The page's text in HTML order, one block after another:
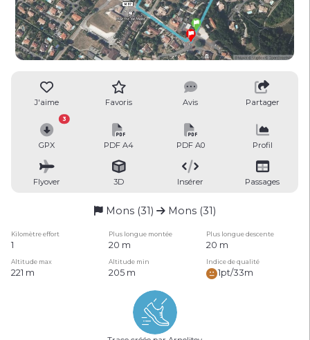
J'aime Favoris Avis Partager
GPX
3
PDF A4 PDF A0 Profil
Flyover 3D Insérer Passages
Mons (31) Mons (31)
Kilomètre effort Plus longue montée Plus longue descente
1 20 m 20 m
Altitude max Altitude min Indice de qualité
221 m 205 m 1pt/33m